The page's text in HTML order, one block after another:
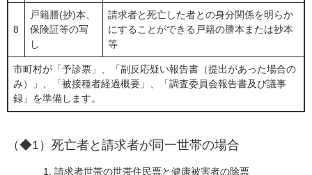
8
戸籍謄(抄)本、
保険証等の写
し
請求者と死亡した者との身分関係を明らか
にすることができる戸籍の謄本または抄本
等
市町村が「予診票」、「副反応疑い報告書（提出があった場合の
み）」、「被接種者経過概要」、「調査委員会報告書及び議事
録」を準備します。
（◆1）死亡者と請求者が同一世帯の場合
請求者世帯の世帯住民票と健康被害者の除票